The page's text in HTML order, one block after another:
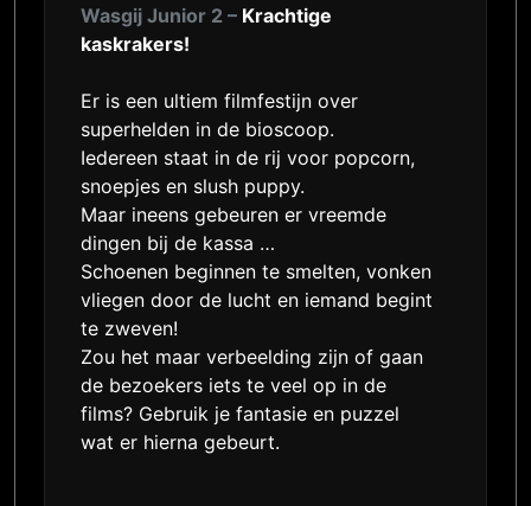
Wasgij Junior 2 – Krachtige
kaskrakers!
Er is een ultiem filmfestijn over
superhelden in de bioscoop.
Iedereen staat in de rij voor popcorn,
snoepjes en slush puppy.
Maar ineens gebeuren er vreemde
dingen bij de kassa …
Schoenen beginnen te smelten, vonken
vliegen door de lucht en iemand begint
te zweven!
Zou het maar verbeelding zijn of gaan
de bezoekers iets te veel op in de
films? Gebruik je fantasie en puzzel
wat er hierna gebeurt.